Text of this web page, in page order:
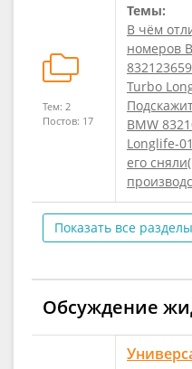
Тем: 2
Постов: 17
Темы:
В чём
номеров
Turbo
BMW
Longlife-
его
Показать все
Обсуждение